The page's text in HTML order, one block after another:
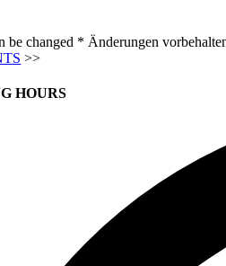
be changed * Änderungen
>>
HOURS